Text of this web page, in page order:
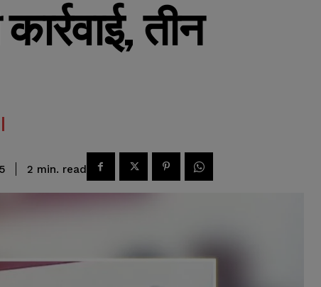
तीन
2 min. read